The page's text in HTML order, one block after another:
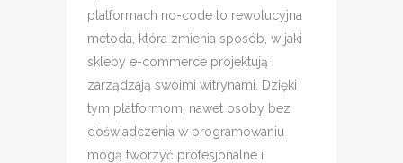
platformach no-code to rewolucyjna
metoda, która zmienia sposób, w jaki
sklepy e-commerce projektują i
zarządzają swoimi witrynami. Dzięki
tym platformom, nawet osoby bez
doświadczenia w programowaniu
mogą tworzyć profesjonalne i